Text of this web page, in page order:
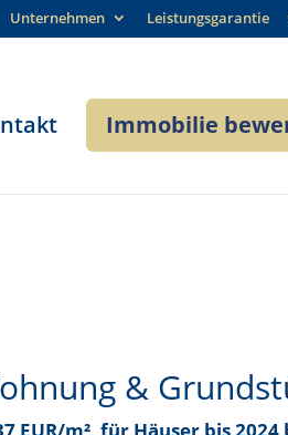
Unternehmen Leistungsgarantie
Immobilie
&